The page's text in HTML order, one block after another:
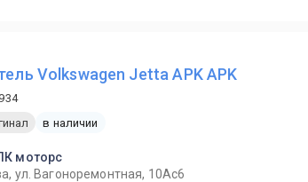
Volkswagen Jetta APK APK
в наличии
моторс
ул. Вагоноремонтная, 10Ас6